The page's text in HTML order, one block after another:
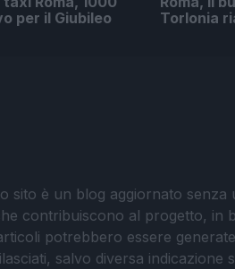
per il Giubileo
Torlonia
sito è un blog aggiornato
contribuiscono al progetto, in
potrebbero essere
salvo diversa